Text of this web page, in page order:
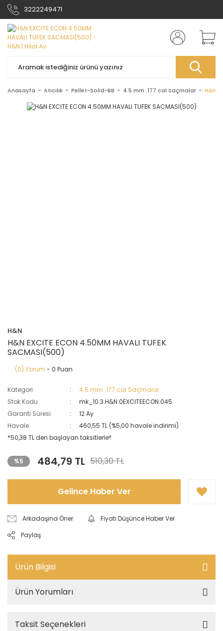
3222249471
Anasayfa Atıcılık Pellet~Solid~BB 4.5 mm .177 cal Saçmalar H&N
H&N
H&N EXCITE ECON 4.50MM HAVALI TUFEK
SACMASI(500)
(0) Yorum - 0 Puan
Kategori
4.5 mm .177 cal Saçmalar
Stok Kodu
mk_10.3.H&N.0EXCITEECON.045
Garanti Süresi
12 Ay
Havale
460,55 TL (%5,00 havale indirimi)
*50,38 TL den başlayan taksitlerle!!
%5 484,79 TL 510,30 TL
Gelince Haber Ver
Arkadaşına Öner
Fiyatı Düşünce Haber Ver
Paylaş
Ürün Bilgisi
Ürün Yorumları
Taksit Seçenekleri